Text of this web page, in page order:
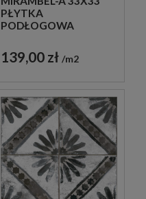
PŁYTKA
PODŁOGOWA
139,00 zł m2